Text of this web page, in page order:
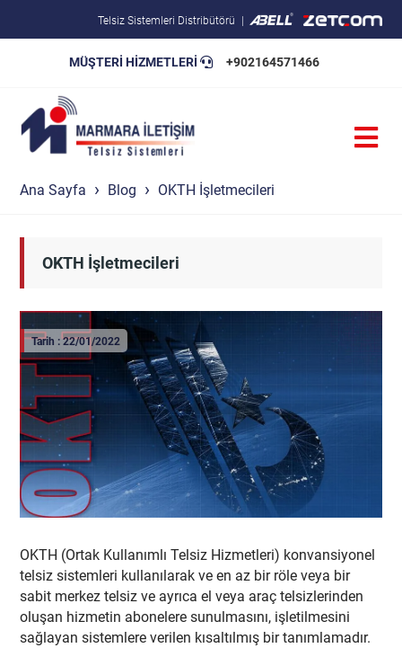
Telsiz Sistemleri Distribütörü
MÜŞTERİ HİZMETLERİ +902164571466
Ana Sayfa Blog OKTH İşletmecileri
OKTH İşletmecileri
Tarih : 22/01/2022
OKTH (Ortak Kullanımlı Telsiz Hizmetleri) konvansiyonel
telsiz sistemleri kullanılarak ve en az bir röle veya bir
sabit merkez telsiz ve ayrıca el veya araç telsizlerinden
oluşan hizmetin abonelere sunulmasını, işletilmesini
sağlayan sistemlere verilen kısaltılmış bir tanımlamadır.